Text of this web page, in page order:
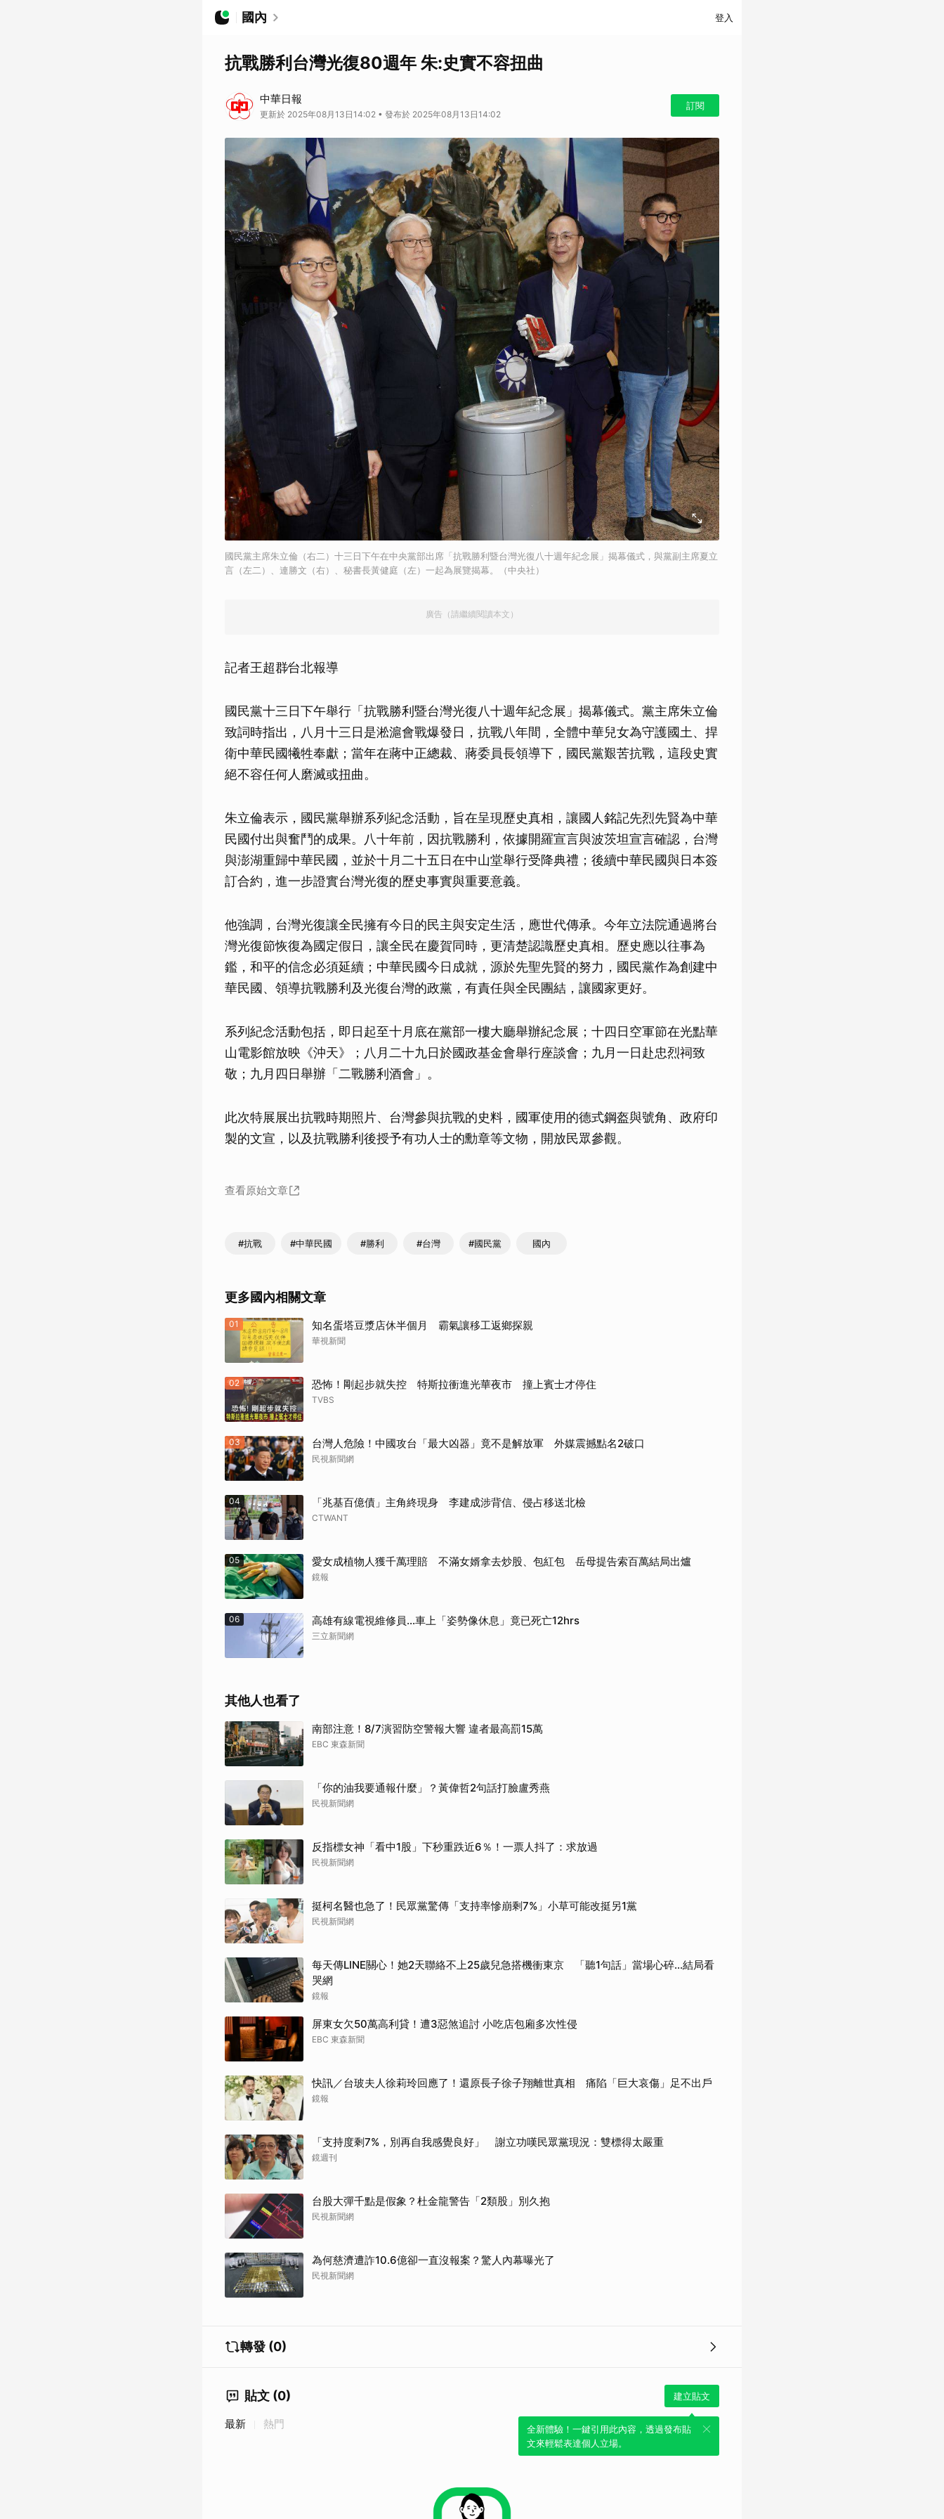
國內 登入
抗戰勝利台灣光復80週年 朱:史實不容扭曲
中華日報
更新於 2025年08月13日14:02 • 發布於 2025年08月13日14:02
訂閱
國民黨主席朱立倫（右二）十三日下午在中央黨部出席「抗戰勝利暨台灣光復八十週年紀念展」揭幕儀式，與黨副主席夏立
言（左二）、連勝文（右）、秘書長黃健庭（左）一起為展覽揭幕。（中央社）
廣告（請繼續閱讀本文）
記者王超群∕台北報導
國民黨十三日下午舉行「抗戰勝利暨台灣光復八十週年紀念展」揭幕儀式。黨主席朱立倫
致詞時指出，八月十三日是淞滬會戰爆發日，抗戰八年間，全體中華兒女為守護國土、捍
衛中華民國犧牲奉獻；當年在蔣中正總裁、蔣委員長領導下，國民黨艱苦抗戰，這段史實
絕不容任何人磨滅或扭曲。
朱立倫表示，國民黨舉辦系列紀念活動，旨在呈現歷史真相，讓國人銘記先烈先賢為中華
民國付出與奮鬥的成果。八十年前，因抗戰勝利，依據開羅宣言與波茨坦宣言確認，台灣
與澎湖重歸中華民國，並於十月二十五日在中山堂舉行受降典禮；後續中華民國與日本簽
訂合約，進一步證實台灣光復的歷史事實與重要意義。
他強調，台灣光復讓全民擁有今日的民主與安定生活，應世代傳承。今年立法院通過將台
灣光復節恢復為國定假日，讓全民在慶賀同時，更清楚認識歷史真相。歷史應以往事為
鑑，和平的信念必須延續；中華民國今日成就，源於先聖先賢的努力，國民黨作為創建中
華民國、領導抗戰勝利及光復台灣的政黨，有責任與全民團結，讓國家更好。
系列紀念活動包括，即日起至十月底在黨部一樓大廳舉辦紀念展；十四日空軍節在光點華
山電影館放映《沖天》；八月二十九日於國政基金會舉行座談會；九月一日赴忠烈祠致
敬；九月四日舉辦「二戰勝利酒會」。
此次特展展出抗戰時期照片、台灣參與抗戰的史料，國軍使用的德式鋼盔與號角、政府印
製的文宣，以及抗戰勝利後授予有功人士的勳章等文物，開放民眾參觀。
查看原始文章
#抗戰 #中華民國 #勝利 #台灣 #國民黨 國內
更多國內相關文章
01 知名蛋塔豆漿店休半個月 霸氣讓移工返鄉探親
華視新聞
02 恐怖！剛起步就失控 特斯拉衝進光華夜市 撞上賓士才停住
TVBS
03 台灣人危險！中國攻台「最大凶器」竟不是解放軍 外媒震撼點名2破口
民視新聞網
04 「兆基百億債」主角終現身 李建成涉背信、侵占移送北檢
CTWANT
05 愛女成植物人獲千萬理賠 不滿女婿拿去炒股、包紅包 岳母提告索百萬結局出爐
鏡報
06 高雄有線電視維修員…車上「姿勢像休息」竟已死亡12hrs
三立新聞網
其他人也看了
南部注意！8/7演習防空警報大響 違者最高罰15萬
EBC 東森新聞
「你的油我要通報什麼」？黃偉哲2句話打臉盧秀燕
民視新聞網
反指標女神「看中1股」下秒重跌近6％！一票人抖了：求放過
民視新聞網
挺柯名醫也急了！民眾黨驚傳「支持率慘崩剩7%」小草可能改挺另1黨
民視新聞網
每天傳LINE關心！她2天聯絡不上25歲兒急搭機衝東京 「聽1句話」當場心碎...結局看
哭網
鏡報
屏東女欠50萬高利貸！遭3惡煞追討 小吃店包廂多次性侵
EBC 東森新聞
快訊／台玻夫人徐莉玲回應了！還原長子徐子翔離世真相 痛陷「巨大哀傷」足不出戶
鏡報
「支持度剩7%，別再自我感覺良好」 謝立功嘆民眾黨現況：雙標得太嚴重
鏡週刊
台股大彈千點是假象？杜金龍警告「2類股」別久抱
民視新聞網
為何慈濟遭詐10.6億卻一直沒報案？驚人內幕曝光了
民視新聞網
轉發 (0)
貼文 (0) 建立貼文
全新體驗！一鍵引用此內容，透過發布貼
文來輕鬆表達個人立場。
最新 熱門